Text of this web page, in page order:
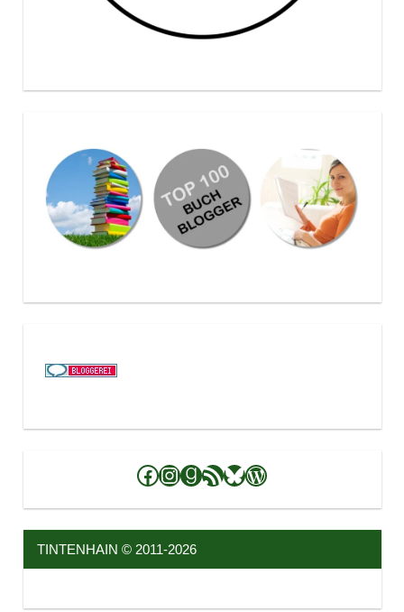
Facebook
Instagram
Goodreads
RSS-Feed
Bluesky
WordPress
TINTENHAIN © 2011-2026